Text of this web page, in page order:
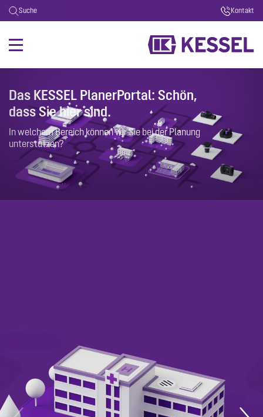
Suche Kontakt
Das KESSEL PlanerPortal: Schön,
dass Sie hier sind.
In welchem Bereich können wir Sie bei der Planung
unterstützen?